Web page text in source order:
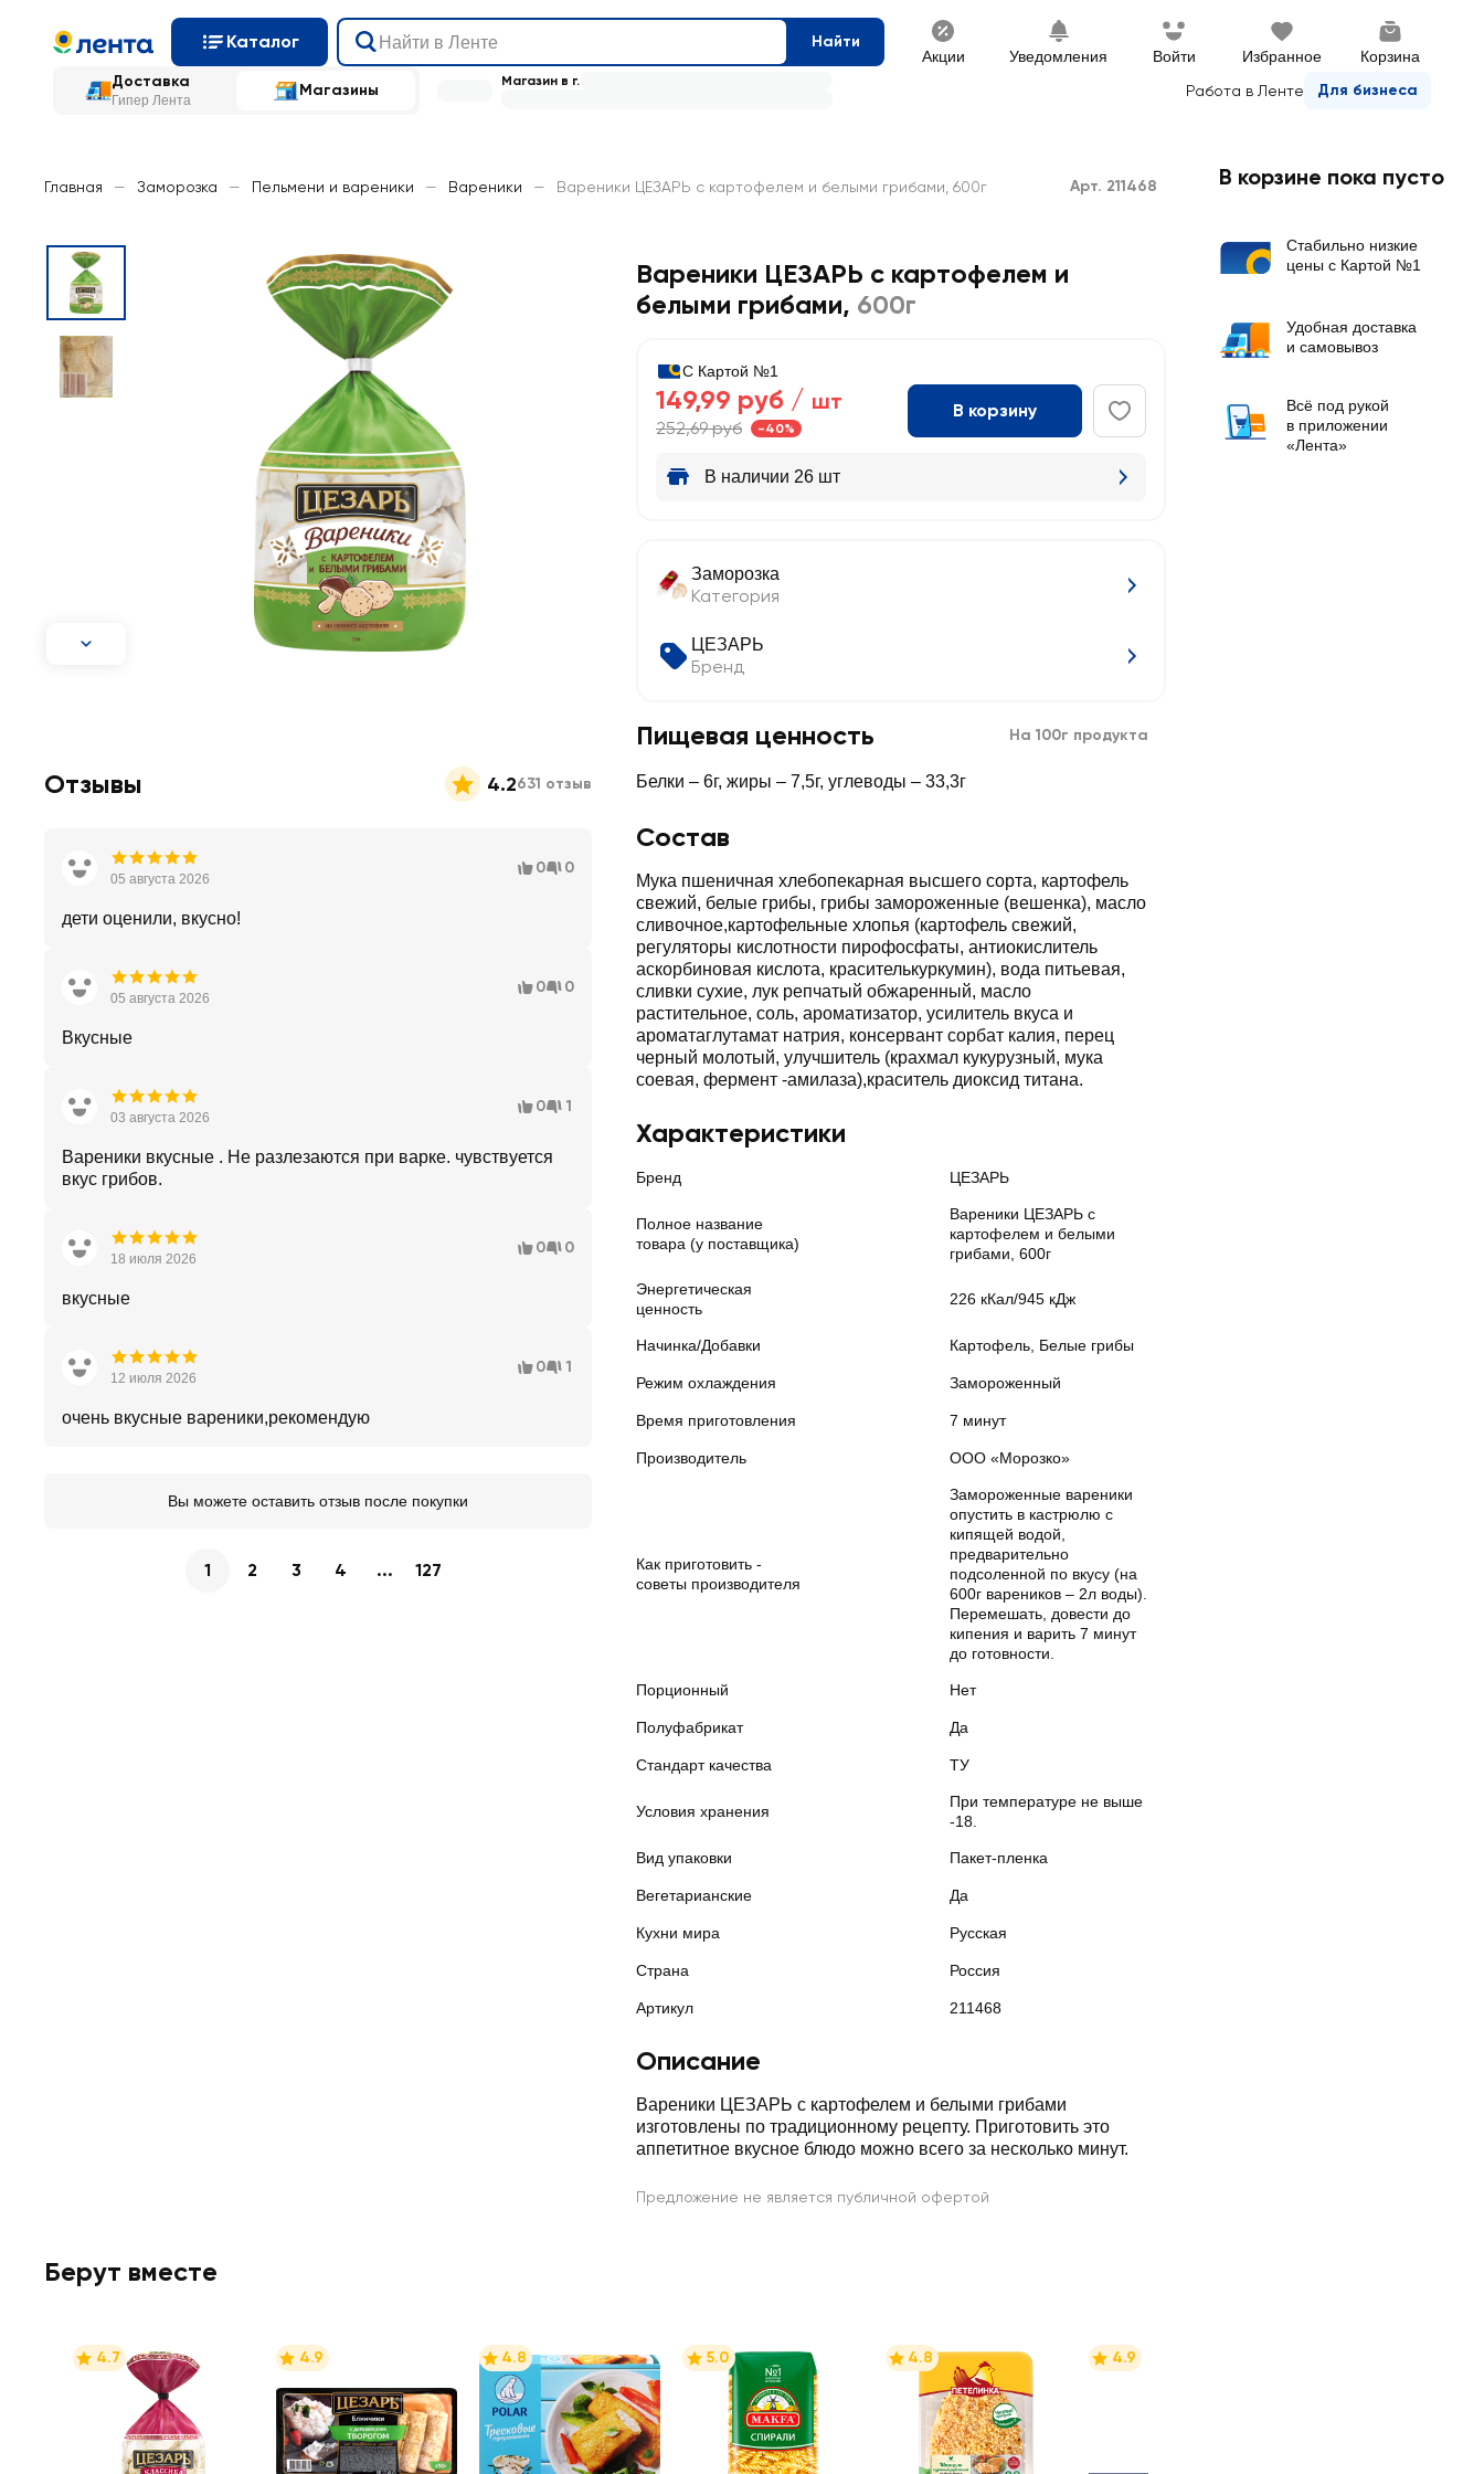
Каталог Найти
Акции Уведомления Войти Избранное Корзина
Доставка
Гипер Лента
Магазины Работа в Ленте Для бизнеса
Магазин в г.
Главная — Заморозка — Пельмени и вареники — Вареники — Вареники ЦЕЗАРЬ с картофелем и белыми грибами, 600г Арт. 211468
Вареники ЦЕЗАРЬ с картофелем и
белыми грибами, 600г
С Картой №1
149,99 руб / шт
252,69 руб -40%
В корзину
В наличии 26 шт
Заморозка
Категория
ЦЕЗАРЬ
Бренд
Пищевая ценность На 100г продукта
Белки – 6г, жиры – 7,5г, углеводы – 33,3г
Состав
Мука пшеничная хлебопекарная высшего сорта, картофель
свежий, белые грибы, грибы замороженные (вешенка), масло
сливочное,картофельные хлопья (картофель свежий,
регуляторы кислотности пирофосфаты, антиокислитель
аскорбиновая кислота, красителькуркумин), вода питьевая,
сливки сухие, лук репчатый обжаренный, масло
растительное, соль, ароматизатор, усилитель вкуса и
ароматаглутамат натрия, консервант сорбат калия, перец
черный молотый, улучшитель (крахмал кукурузный, мука
соевая, фермент -амилаза),краситель диоксид титана.
Характеристики
Бренд ЦЕЗАРЬ
Полное название
товара (у поставщика)
Вареники ЦЕЗАРЬ с
картофелем и белыми
грибами, 600г
Энергетическая
ценность
226 кКал/945 кДж
Начинка/Добавки Картофель, Белые грибы
Режим охлаждения Замороженный
Время приготовления 7 минут
Производитель ООО «Морозко»
Как приготовить -
советы производителя
Замороженные вареники
опустить в кастрюлю с
кипящей водой,
предварительно
подсоленной по вкусу (на
600г вареников – 2л воды).
Перемешать, довести до
кипения и варить 7 минут
до готовности.
Порционный Нет
Полуфабрикат Да
Стандарт качества ТУ
Условия хранения
При температуре не выше
-18.
Вид упаковки Пакет-пленка
Вегетарианские Да
Кухни мира Русская
Страна Россия
Артикул 211468
Описание
Вареники ЦЕЗАРЬ с картофелем и белыми грибами
изготовлены по традиционному рецепту. Приготовить это
аппетитное вкусное блюдо можно всего за несколько минут.
Предложение не является публичной офертой
Отзывы 4.2631 отзыв
05 августа 2026
0 0
дети оценили, вкусно!
05 августа 2026
0 0
Вкусные
03 августа 2026
0 1
Вареники вкусные . Не разлезаются при варке. чувствуется
вкус грибов.
18 июля 2026
0 0
вкусные
12 июля 2026
0 1
очень вкусные вареники,рекомендую
Вы можете оставить отзыв после покупки
1 2 3 4 ... 127
Берут вместе
4.7 4.9 4.8 5.0 4.8 4.9
В корзине пока пусто
Стабильно низкие
цены с Картой №1
Удобная доставка
и самовывоз
Всё под рукой
в приложении
«Лента»